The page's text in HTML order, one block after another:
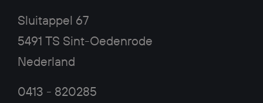
Sluitappel 67
5491 TS Sint-Oedenrode
Nederland
0413 - 820285